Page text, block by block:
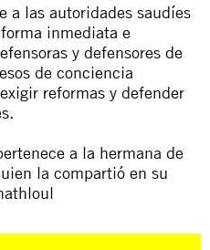
a las autoridades saudíes
inmediata e
y defensores de
de conciencia
reformas y defender
a la hermana de
la compartió en su